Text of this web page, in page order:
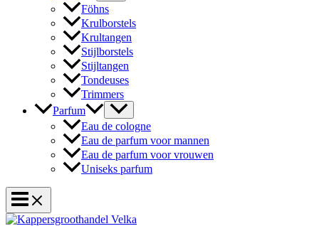
Föhns
Krulborstels
Krultangen
Stijlborstels
Stijltangen
Tondeuses
Trimmers
Parfum
Eau de cologne
Eau de parfum voor mannen
Eau de parfum voor vrouwen
Uniseks parfum